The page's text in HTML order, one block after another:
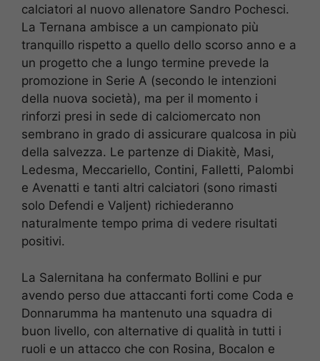
calciatori al nuovo allenatore Sandro Pochesci.
La Ternana ambisce a un campionato più
tranquillo rispetto a quello dello scorso anno e a
un progetto che a lungo termine prevede la
promozione in Serie A (secondo le intenzioni
della nuova società), ma per il momento i
rinforzi presi in sede di calciomercato non
sembrano in grado di assicurare qualcosa in più
della salvezza. Le partenze di Diakitè, Masi,
Ledesma, Meccariello, Contini, Falletti, Palombi
e Avenatti e tanti altri calciatori (sono rimasti
solo Defendi e Valjent) richiederanno
naturalmente tempo prima di vedere risultati
positivi.
La Salernitana ha confermato Bollini e pur
avendo perso due attaccanti forti come Coda e
Donnarumma ha mantenuto una squadra di
buon livello, con alternative di qualità in tutti i
ruoli e un attacco che con Rosina, Bocalon e